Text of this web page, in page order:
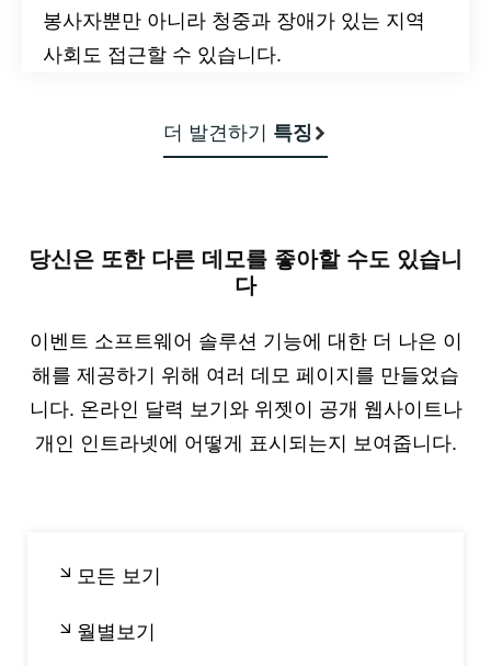
봉사자뿐만 아니라 청중과 장애가 있는 지역
사회도 접근할 수 있습니다.
더 발견하기 특징
당신은 또한 다른 데모를 좋아할 수도 있습니
다
이벤트 소프트웨어 솔루션 기능에 대한 더 나은 이
해를 제공하기 위해 여러 데모 페이지를 만들었습
니다. 온라인 달력 보기와 위젯이 공개 웹사이트나
개인 인트라넷에 어떻게 표시되는지 보여줍니다.
모든 보기
월별보기